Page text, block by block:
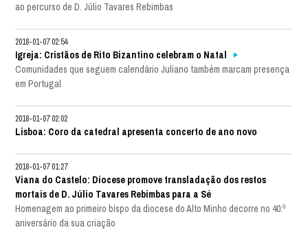
ao percurso de D. Júlio Tavares Rebimbas
2018-01-07 02:54
Igreja: Cristãos de Rito Bizantino celebram o Natal
Comunidades que seguem calendário Juliano também marcam presença
em Portugal
2018-01-07 02:02
Lisboa: Coro da catedral apresenta concerto de ano novo
2018-01-07 01:27
Viana do Castelo: Diocese promove transladação dos restos
mortais de D. Júlio Tavares Rebimbas para a Sé
Homenagem ao primeiro bispo da diocese do Alto Minho decorre no 40.º
aniversário da sua criação